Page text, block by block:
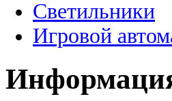
Светильники
Игровой